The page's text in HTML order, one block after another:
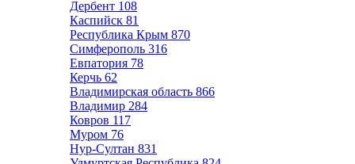
Дербент 108
Каспийск 81
Республика Крым 870
Симферополь 316
Евпатория 78
Керчь 62
Владимирская область 866
Владимир 284
Ковров 117
Муром 76
Нур-Султан 831